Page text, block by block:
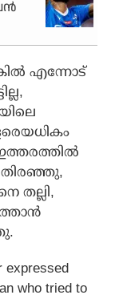
എന്നോട്
തിരഞ്ഞു,
തല്ലി,
expressed
who tried to